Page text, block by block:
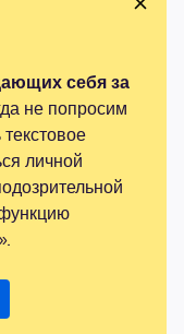
себя за
не попросим
личной